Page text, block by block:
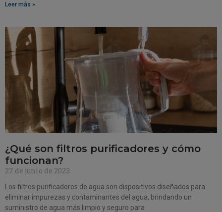
Leer más »
¿Qué son filtros purificadores y cómo
funcionan?
27 de junio de 2023
Los filtros purificadores de agua son dispositivos diseñados para
eliminar impurezas y contaminantes del agua, brindando un
suministro de agua más limpio y seguro para